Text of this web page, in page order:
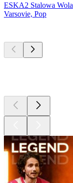
ESKA2 Stalowa Wola
Varsovie, Pop